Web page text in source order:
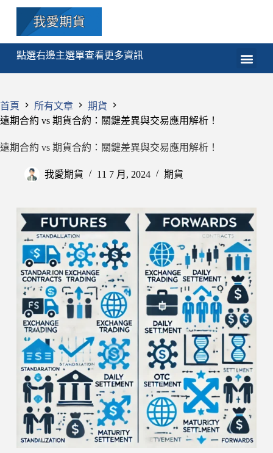
點選右邊主選單查看更多資訊
首頁 所有文章
期貨
遠期合約 vs 期貨合約：關鍵差異與交易應用解析！
遠期合約 vs 期貨合約：關鍵差異與交易應用解析！
我愛期貨 11 7 月, 2024 期貨